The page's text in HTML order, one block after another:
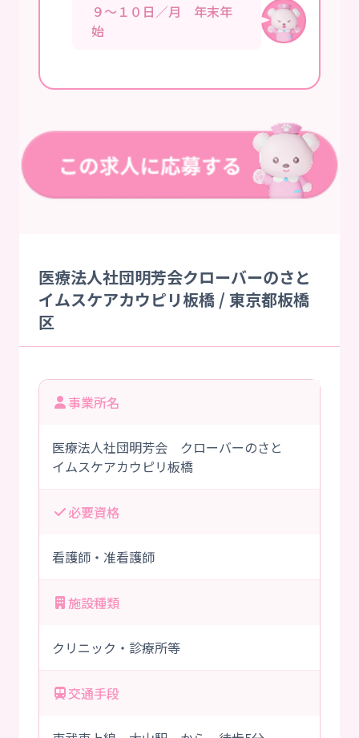
９～１０日／月 年末年
始
医療法人社団明芳会クローバーのさと
イムスケアカウピリ板橋 / 東京都板橋
区
事業所名
医療法人社団明芳会 クローバーのさと
イムスケアカウピリ板橋
必要資格
看護師・准看護師
施設種類
クリニック・診療所等
交通手段